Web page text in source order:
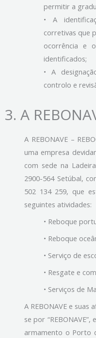
permitir a
• A
corretivas que
ocorrência e
identificados;
• A
controlo e
3. A
A REBONAVE –
uma empresa
com sede na
2900-564 Setúbal,
502 134 259, que
seguintes atividades:
• Reboque
• Reboque
• Serviço de
• Resgate e
• Serviços de
A REBONAVE e
se por
armamento o Porto